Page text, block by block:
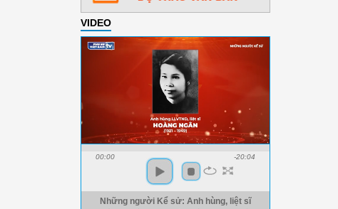
VIDEO
00:00 -20:04
Những người Kể sử: Anh hùng, liệt sĩ